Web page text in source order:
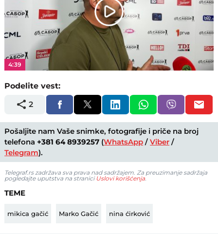
Play
Video
4:39
Podelite vest:
2
Pošaljite nam Vaše snimke, fotografije i priče na broj
telefona +381 64 8939257 (WhatsApp /Viber /
Telegram).
Telegraf.rs zadržava sva prava nad sadržajem. Za preuzimanje sadržaja
pogledajte uputstva na stranici Uslovi korišćenja.
TEME
mikica gačić Marko Gačić nina ćirković